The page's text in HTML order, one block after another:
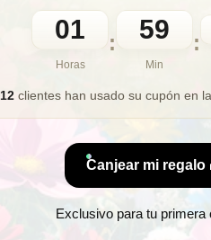
01
Horas
: 59
Min
:
12 clientes han usado su cupón en
Canjear mi regalo
Exclusivo para tu primera